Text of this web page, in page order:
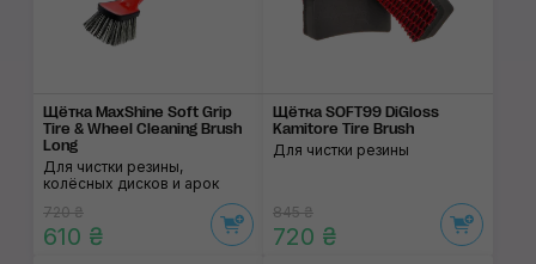
Щётка MaxShine Soft Grip
Tire & Wheel Cleaning Brush
Long
Для чистки резины,
колёсных дисков и арок
720 ₴
610 ₴
Щётка SOFT99 DiGloss
Kamitore Tire Brush
Для чистки резины
845 ₴
720 ₴